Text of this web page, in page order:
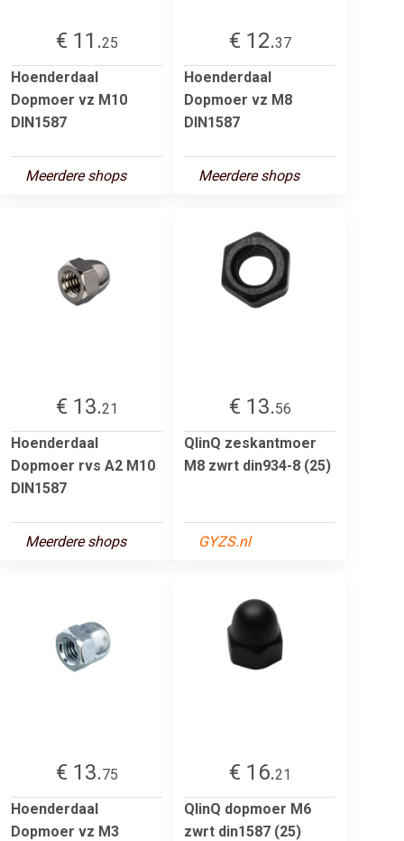
€ 11.25
Hoenderdaal
Dopmoer vz M10
DIN1587
Meerdere shops
€ 12.37
Hoenderdaal
Dopmoer vz M8
DIN1587
Meerdere shops
€ 13.21
Hoenderdaal
Dopmoer rvs A2 M10
DIN1587
Meerdere shops
€ 13.56
QlinQ zeskantmoer
M8 zwrt din934-8 (25)
GYZS.nl
€ 13.75
Hoenderdaal
Dopmoer vz M3
€ 16.21
QlinQ dopmoer M6
zwrt din1587 (25)